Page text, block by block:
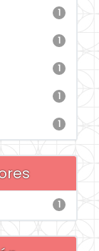
1
1
1
1
1
1